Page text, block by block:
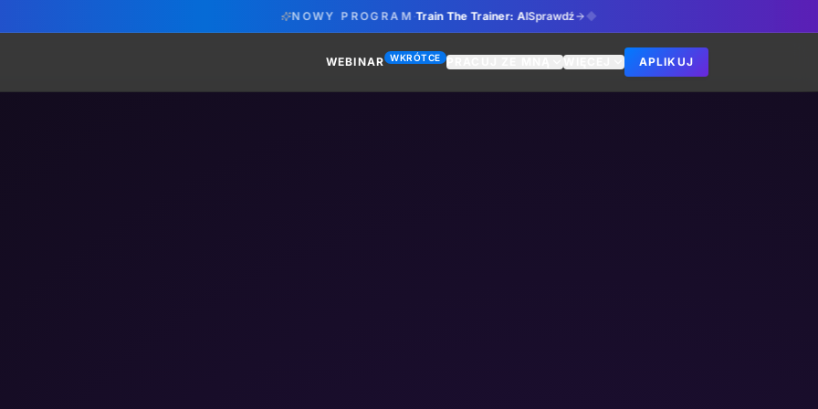
NOWY PROGRAM·Train The Trainer: AISprawdź ◆
WEBINAR WKRÓTCE PRACUJ ZE MNĄ WIĘCEJ APLIKUJ